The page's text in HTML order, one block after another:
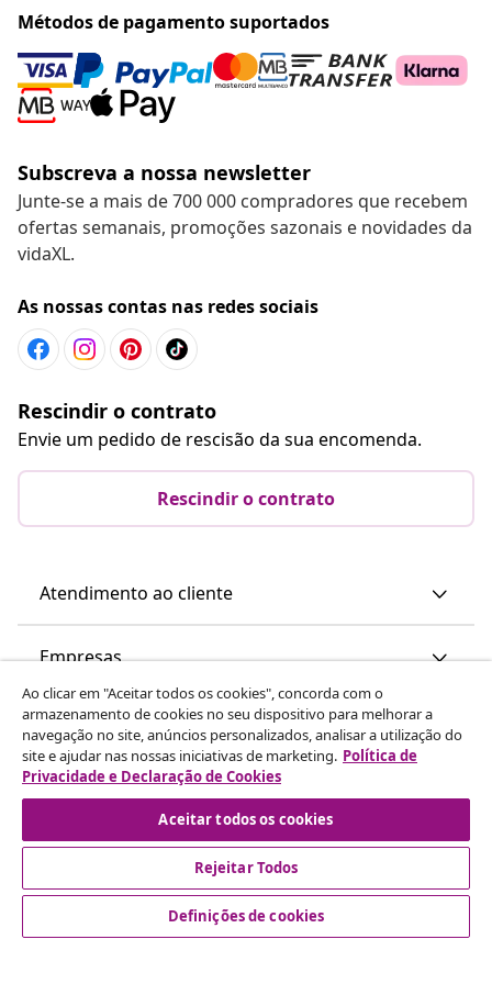
Métodos de pagamento suportados
Subscreva a nossa newsletter
Junte-se a mais de 700 000 compradores que recebem
ofertas semanais, promoções sazonais e novidades da
vidaXL.
As nossas contas nas redes sociais
Rescindir o contrato
Envie um pedido de rescisão da sua encomenda.
Rescindir o contrato
Atendimento ao cliente
Empresas
vidaXL
Descubra mais
Ao clicar em "Aceitar todos os cookies", concorda com o
armazenamento de cookies no seu dispositivo para melhorar a
navegação no site, anúncios personalizados, analisar a utilização do
site e ajudar nas nossas iniciativas de marketing. Política de
Privacidade e Declaração de Cookies
Aceitar todos os cookies
Rejeitar Todos
Definições de cookies